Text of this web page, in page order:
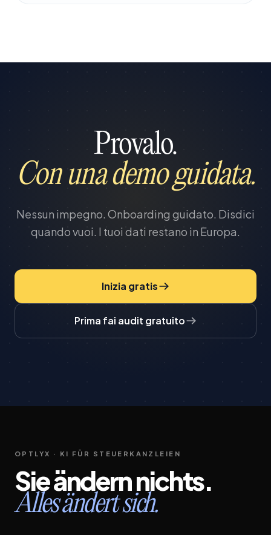
Provalo.
Con una demo guidata.
Nessun impegno. Onboarding guidato. Disdici
quando vuoi. I tuoi dati restano in Europa.
Inizia gratis
Prima fai audit gratuito
OPTLYX · KI FÜR STEUERKANZLEIEN
Sieändernnichts.
Allesändertsich.